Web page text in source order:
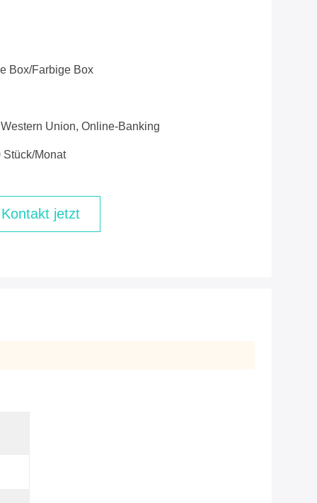
Box/farbige Box
Union, Online-Banking
Stück/Monat
Kontakt jetzt